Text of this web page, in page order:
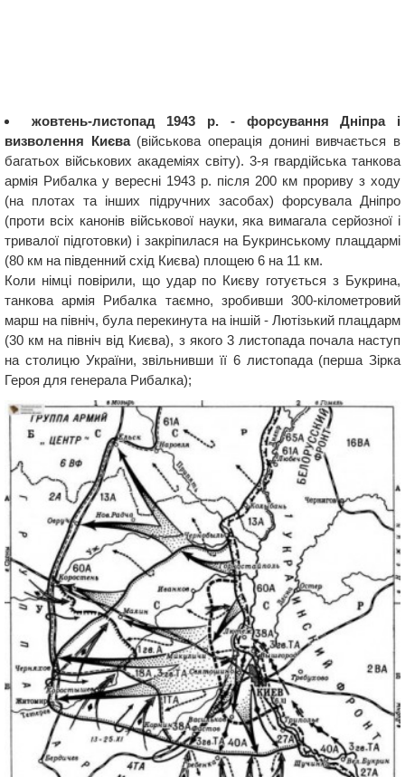
жовтень-листопад 1943 р. - форсування Дніпра і
визволення Києва(військова операція донині вивчається в
багатьох військових академіях світу). 3-я гвардійська танкова
армія Рибалка у вересні 1943 р. після 200 км прориву з ходу
(на плотах та інших підручних засобах) форсувала Дніпро
(проти всіх канонів військової науки, яка вимагала серйозної і
тривалої підготовки) і закріпилася на Букринському плацдармі
(80 км на південний схід Києва) площею 6 на 11 км.
Коли німці повірили, що удар по Києву готується з Букрина,
танкова армія Рибалка таємно, зробивши 300-кілометровий
марш на північ, була перекинута на іншій - Лютізький плацдарм
(30 км на північ від Києва), з якого 3 листопада почала наступ
на столицю України, звільнивши її 6 листопада (перша Зірка
Героя для генерала Рибалка);